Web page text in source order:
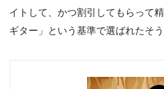
イトして、かつ割引してもらって
ギター」という基準で選ばれたそう